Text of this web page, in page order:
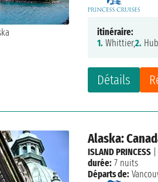
Détails
itinéraire:
1. Whittier,2.
Alaska:
ISLAND PRINCESS
durée: 7 nuits
Départs de: